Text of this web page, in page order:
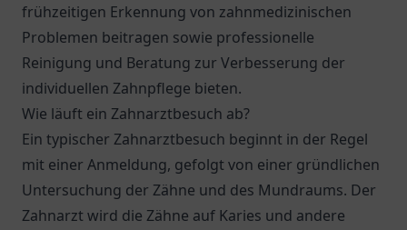
frühzeitigen Erkennung von zahnmedizinischen
Problemen beitragen sowie professionelle
Reinigung und Beratung zur Verbesserung der
individuellen Zahnpflege bieten.
Wie läuft ein Zahnarztbesuch ab?
Ein typischer Zahnarztbesuch beginnt in der Regel
mit einer Anmeldung, gefolgt von einer gründlichen
Untersuchung der Zähne und des Mundraums. Der
Zahnarzt wird die Zähne auf Karies und andere